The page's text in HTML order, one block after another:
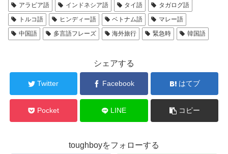
アラビア語 インドネシア語 タイ語
タガログ語
トルコ語
ヒンディー語 ベトナム語
マレー語
中国語
多言語フレーズ 海外旅行 緊急時 韓国語
シェアする
Twitter Facebook はてブ
Pocket LINE コピー
toughboyをフォローする